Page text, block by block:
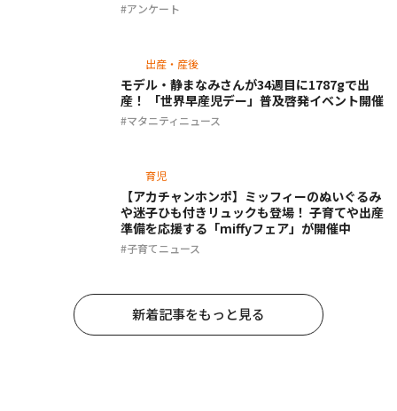
アンケート
出産・産後
モデル・静まなみさんが34週目に1787gで出
産！ 「世界早産児デー」普及啓発イベント開催
マタニティニュース
育児
【アカチャンホンポ】ミッフィーのぬいぐるみ
や迷子ひも付きリュックも登場！ 子育てや出産
準備を応援する「miffyフェア」が開催中
子育てニュース
新着記事をもっと見る